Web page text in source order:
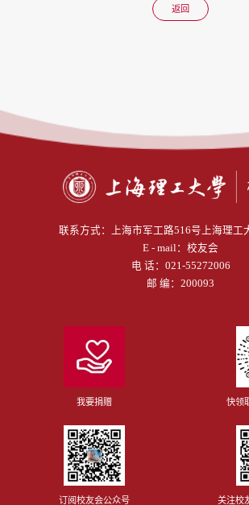
返回
联系方式：
上海市军工路516号上海理工
E - mail： 校友会
电 话： 021-55272006
邮 编：200093
我要捐赠 快领
订阅校友会公众号 关注校